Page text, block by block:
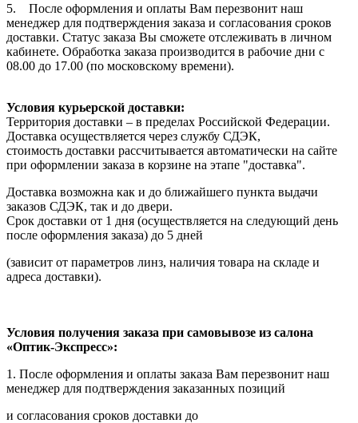
5. После оформления и оплаты Вам перезвонит наш
менеджер для подтверждения заказа и согласования сроков
доставки. Статус заказа Вы сможете отслеживать в личном
кабинете. Обработка заказа производится в рабочие дни с
08.00 до 17.00 (по московскому времени).
Условия курьерской доставки:
Территория доставки – в пределах Российской Федерации.
Доставка осуществляется через службу СДЭК,
стоимость доставки рассчитывается автоматически на сайте
при оформлении заказа в корзине на этапе "доставка".
Доставка возможна как и до ближайшего пункта выдачи
заказов СДЭК, так и до двери.
Срок доставки от 1 дня (осуществляется на следующий день
после оформления заказа) до 5 дней
(зависит от параметров линз, наличия товара на складе и
адреса доставки).
Условия получения заказа при самовывозе из салона
«Оптик-Экспресс»:
1. После оформления и оплаты заказа Вам перезвонит наш
менеджер для подтверждения заказанных позиций
и согласования сроков доставки до